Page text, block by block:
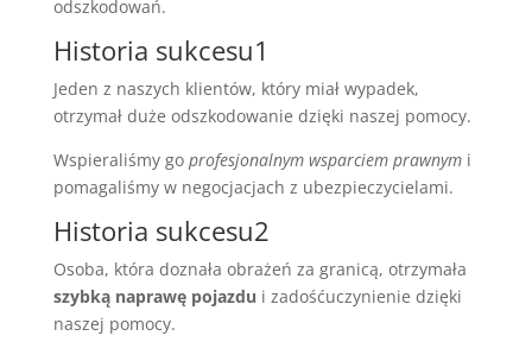
odszkodowań.
Historia sukcesu1
Jeden z naszych klientów, który miał wypadek,
otrzymał duże odszkodowanie dzięki naszej pomocy.
Wspieraliśmy go profesjonalnym wsparciem prawnymi
pomagaliśmy w negocjacjach z ubezpieczycielami.
Historia sukcesu2
Osoba, która doznała obrażeń za granicą, otrzymała
szybką naprawę pojazdu i zadośćuczynienie dzięki
naszej pomocy.